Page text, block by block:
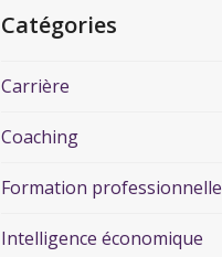
Catégories
Carrière
Coaching
Formation professionnelle
Intelligence économique